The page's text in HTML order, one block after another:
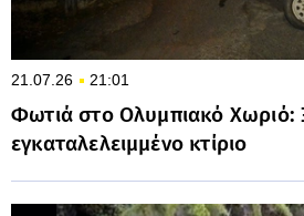
21.07.26 21:01
Φωτιά στο Ολυμπιακό Χωριό:
εγκαταλελειμμένο κτίριο